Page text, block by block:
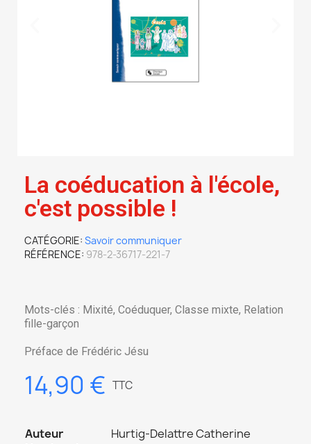
La coéducation à l'école,
c'est possible !
CATÉGORIE Savoir communiquer
RÉFÉRENCE 978-2-36717-221-7
Mots-clés : Mixité, Coéduquer, Classe mixte, Relation
fille-garçon
Préface de Frédéric Jésu
14,90 € TTC
Auteur
Hurtig-Delattre Catherine